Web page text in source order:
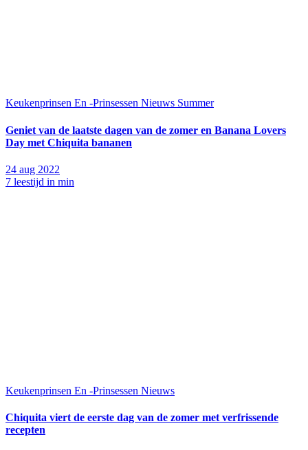
Keukenprinsen En -Prinsessen Nieuws Summer
Geniet van de laatste dagen van de zomer en Banana Lovers
Day met Chiquita bananen
24 aug 2022
7 leestijd in min
Keukenprinsen En -Prinsessen Nieuws
Chiquita viert de eerste dag van de zomer met verfrissende
recepten